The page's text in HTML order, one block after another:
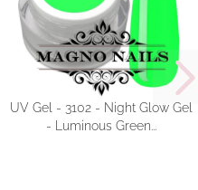
UV Gel - 3102 - Night Glow Gel
- Luminous Green...